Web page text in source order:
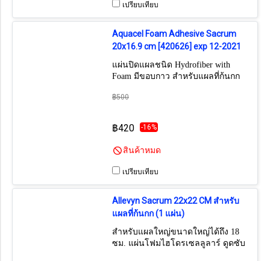
เปรียบเทียบ
Aquacel Foam Adhesive Sacrum
20x16.9 cm [420626] exp 12-2021
แผ่นปิดแผลชนิด Hydrofiber with
Foam มีขอบกาว สำหรับแผลที่ก้นกก
มี 5 แผ่น)
฿500
฿420 -16%
สินค้าหมด
เปรียบเทียบ
Allevyn Sacrum 22x22 CM สำหรับ
แผลที่ก้นกก (1 แผ่น)
สำหรับแผลใหญ่ขนาดใหญ่ได้ถึง 18
ซม. แผ่นโฟมไฮโดรเซลลูลาร์ ดูดซับ